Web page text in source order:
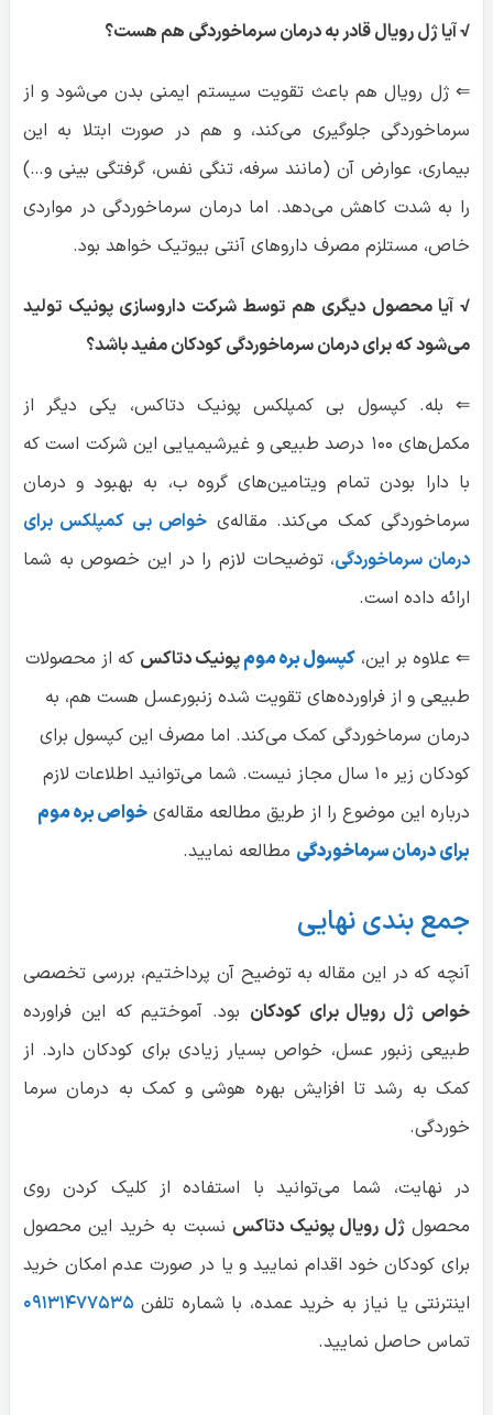
√ آیا ژل رویال قادر به درمان سرماخوردگی هم هست؟
⇐ ژل رویال هم باعث تقویت سیستم ایمنی بدن می‌شود و از
سرماخوردگی جلوگیری می‌کند، و هم در صورت ابتلا به این
بیماری، عوارض آن (مانند سرفه، تنگی نفس، گرفتگی بینی و…)
را به شدت کاهش می‌دهد. اما درمان سرماخوردگی در مواردی
خاص، مستلزم مصرف داروهای آنتی بیوتیک خواهد بود.
√ آیا محصول دیگری هم توسط شرکت داروسازی پونیک تولید
می‌شود که برای درمان سرماخوردگی کودکان مفید باشد؟
⇐ بله. کپسول بی کمپلکس پونیک دتاکس، یکی دیگر از
مکمل‌های ۱۰۰ درصد طبیعی و غیرشیمیایی این شرکت است که
با دارا بودن تمام ویتامین‌های گروه ب، به بهبود و درمان
سرماخوردگی کمک می‌کند. مقاله‌ی خواص بی کمپلکس برای
درمان سرماخوردگی، توضیحات لازم را در این خصوص به شما
ارائه داده است.
⇐ علاوه بر این، کپسول بره مومپونیک دتاکس که از محصولات
طبیعی و از فراورده‌های تقویت شده زنبورعسل هست هم، به
درمان سرماخوردگی کمک می‌کند. اما مصرف این کپسول برای
کودکان زیر ۱۰ سال مجاز نیست. شما می‌توانید اطلاعات لازم
درباره این موضوع را از طریق مطالعه مقاله‌ی خواص بره موم
برای درمان سرماخوردگی مطالعه نمایید.
جمع بندی نهایی
آنچه که در این مقاله به توضیح آن پرداختیم، بررسی تخصصی
خواص ژل رویال برای کودکان بود. آموختیم که این فراورده
طبیعی زنبور عسل، خواص بسیار زیادی برای کودکان دارد. از
کمک به رشد تا افزایش بهره هوشی و کمک به درمان سرما
خوردگی.
در نهایت، شما می‌توانید با استفاده از کلیک کردن روی
محصولژل رویال پونیک دتاکس نسبت به خرید این محصول
برای کودکان خود اقدام نمایید و یا در صورت عدم امکان خرید
اینترنتی یا نیاز به خرید عمده، با شماره تلفن ۰۹۱۳۱۴۷۷۵۳۵
تماس حاصل نمایید.